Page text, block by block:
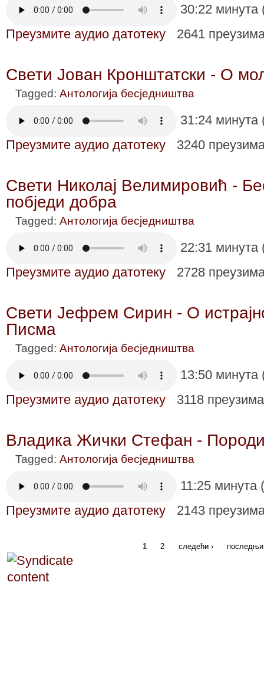
30:22
Преузмите аудио датотеку
2641
Свети Јован Кронштатски - О
Tagged: Антологија бесједништва
31:24
Преузмите аудио датотеку
3240
Свети Николај Велимировић -
побједи добра
Tagged: Антологија бесједништва
22:31
Преузмите аудио датотеку
2728
Свети Јефрем Сирин - О
Писма
Tagged: Антологија бесједништва
13:50
Преузмите аудио датотеку
3118
Владика Жички Стефан -
Tagged: Антологија бесједништва
11:25
Преузмите аудио датотеку
2143
1 2 следећи ›